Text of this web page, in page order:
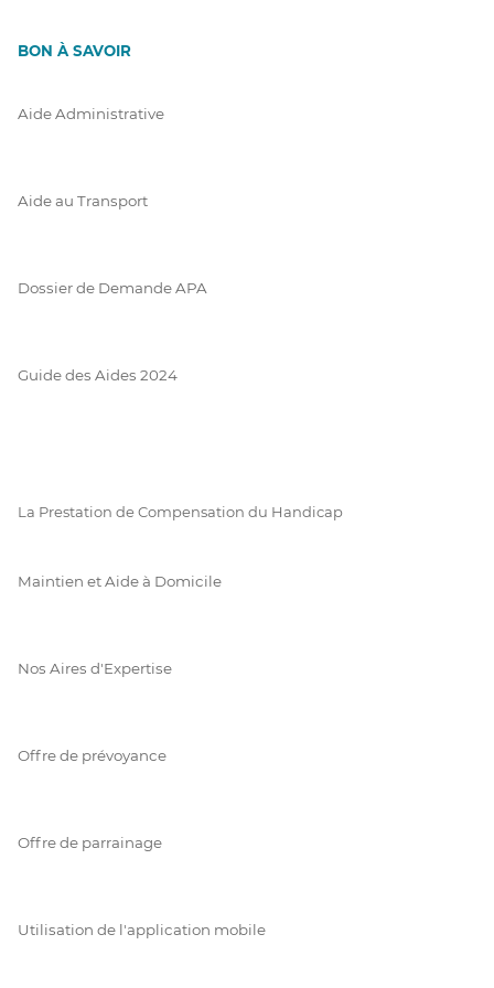
BON À SAVOIR
Aide Administrative
Aide au Transport
Dossier de Demande APA
Guide des Aides 2024
La Prestation de Compensation du Handicap
Maintien et Aide à Domicile
Nos Aires d'Expertise
Offre de prévoyance
Offre de parrainage
Utilisation de l'application mobile